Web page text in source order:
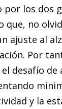
los dos
que, no
ajuste al
Por
desafío de
y la